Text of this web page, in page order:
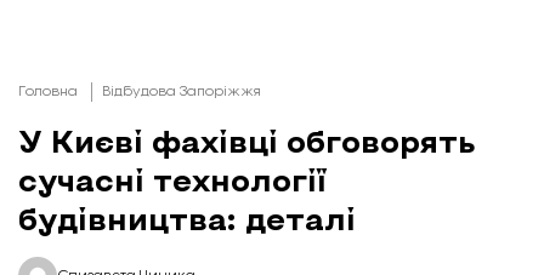
Головна Відбудова Запоріжжя
У Києві фахівці обговорять
сучасні технології
будівництва: деталі